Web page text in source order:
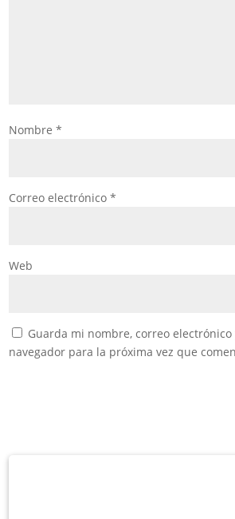
Nombre*
Correo electrónico*
Web
Guarda mi nombre, correo electrónico
navegador para la próxima vez que